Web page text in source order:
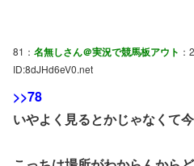
81： 名無しさん＠実況で競馬板アウト
ID:8dJHd6eV0.net
>>78
いやよく見るとかじゃなくて